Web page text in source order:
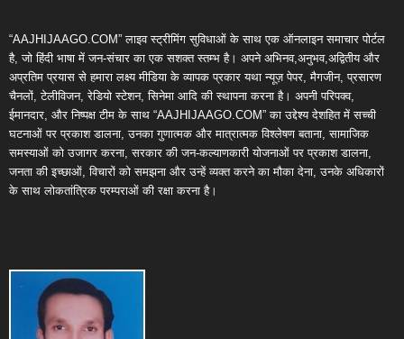
“AAJHIJAAGO.COM” लाइव स्ट्रीमिंग सुविधाओं के साथ एक ऑनलाइन समाचार पोर्टल
है, जो हिंदी भाषा में जन-संचार का एक सशक्त स्तम्भ है। अपने अभिनव,अनुभव,अद्वितीय और
अप्रतिम प्रयास से हमारा लक्ष्य मीडिया के व्यापक प्रकार यथा न्यूज़ पेपर, मैगजीन, प्रसारण
चैनलों, टेलीविजन, रेडियो स्टेशन, सिनेमा आदि की स्थापना करना है। अपनी परिपक्व,
ईमानदार, और निष्पक्ष टीम के साथ “AAJHIJAAGO.COM” का उद्देश्य देशहित में सच्ची
घटनाओं पर प्रकाश डालना, उनका गुणात्मक और मात्रात्मक विश्लेषण बताना, सामाजिक
समस्याओं को उजागर करना, सरकार की जन-कल्याणकारी योजनाओं पर प्रकाश डालना,
जनता की इच्छाओं, विचारों को समझना और उन्हें व्यक्त करने का मौका देना, उनके अधिकारों
के साथ लोकतांत्रिक परम्पराओं की रक्षा करना है।